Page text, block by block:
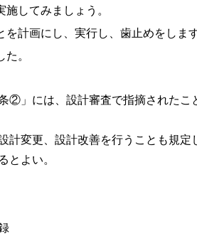
してみましょう。
計画にし、実行し、歯止めをします
。
」には、設計審査で指摘されたこ
変更、設計改善を行うことも規定
よい。